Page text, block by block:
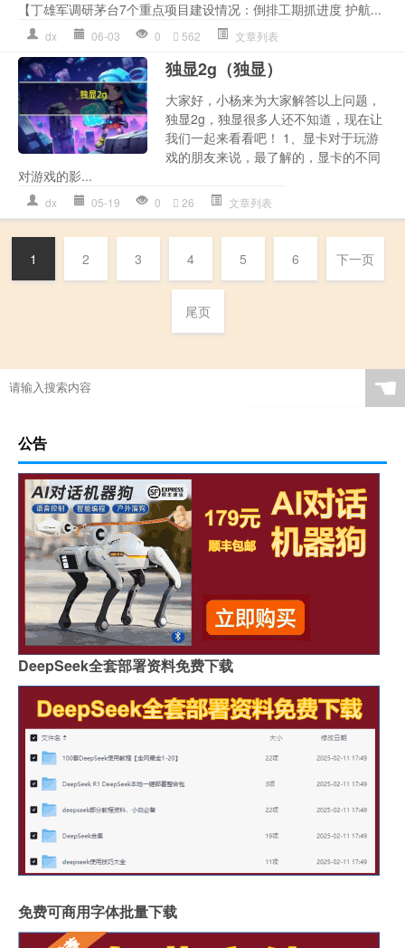
【丁雄军调研茅台7个重点项目建设情况：倒排工期抓进度 护航...
dx 06-03 0 562 文章列表
独显2g（独显）
大家好，小杨来为大家解答以上问题，
独显2g，独显很多人还不知道，现在让
我们一起来看看吧！ 1、显卡对于玩游
戏的朋友来说，最了解的，显卡的不同
对游戏的影...
dx 05-19 0 26 文章列表
1 2 3 4 5 6 下一页
尾页
☚
公告
DeepSeek全套部署资料免费下载
免费可商用字体批量下载